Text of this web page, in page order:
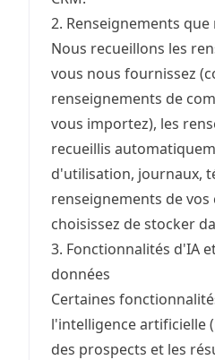
2. Renseignements
Nous recueillons les
vous nous fournissez
renseignements de
vous importez), les
recueillis
d'utilisation, journaux,
renseignements de
choisissez de stocker
3. Fonctionnalités d'IA
données
Certaines
l'intelligence artificielle
des prospects et les